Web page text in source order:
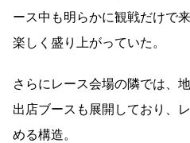
ース中も明らかに観戦だけで
楽しく盛り上がっていた。
さらにレース会場の隣では、
出店ブースも展開しており、
める構造。